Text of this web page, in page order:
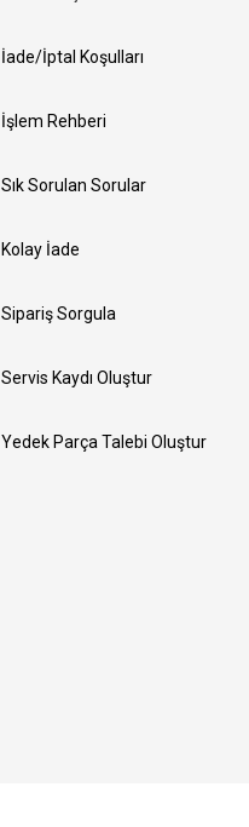
İade/İptal Koşulları
İşlem Rehberi
Sık Sorulan Sorular
Kolay İade
Sipariş Sorgula
Servis Kaydı Oluştur
Yedek Parça Talebi Oluştur